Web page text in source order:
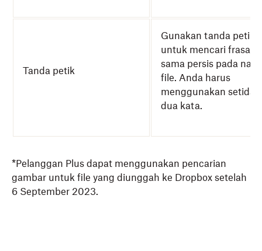
Tanda petik
Gunakan tanda petik
untuk mencari frasa
sama persis pada
file. Anda harus
menggunakan
dua kata.
*Pelanggan Plus dapat menggunakan pencarian
gambar untuk file yang diunggah ke Dropbox setelah
6 September 2023.